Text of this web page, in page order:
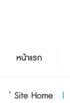
หน้าแรก
Site Home |